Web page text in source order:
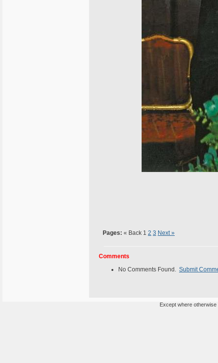
Pages: « Back 1 2 3 Next »
Comments
No Comments Found. Submit
Except where